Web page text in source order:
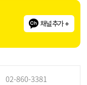
채널추가 +
02-860-3381